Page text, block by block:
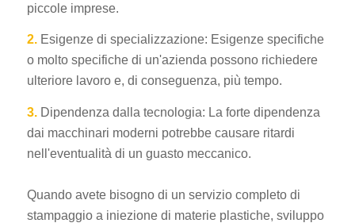
piccole imprese.
2.Esigenze di specializzazione: Esigenze specifiche
o molto specifiche di un'azienda possono richiedere
ulteriore lavoro e, di conseguenza, più tempo.
3.Dipendenza dalla tecnologia: La forte dipendenza
dai macchinari moderni potrebbe causare ritardi
nell'eventualità di un guasto meccanico.
Quando avete bisogno di un servizio completo di
stampaggio a iniezione di materie plastiche, sviluppo
CS
DA
NB